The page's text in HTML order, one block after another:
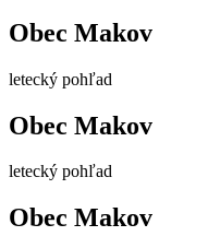
Obec Makov
letecký pohľad
Obec Makov
letecký pohľad
Obec Makov